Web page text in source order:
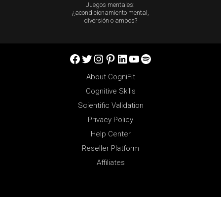
Juegos mentales:
¿acondicionamiento mental,
diversión o ambos?
Facebook
Twitter
Instagram
Pinterest
LinkedIn
YouTube
Spotify
About CogniFit
Cognitive Skills
Scientific Validation
Privacy Policy
Help Center
Reseller Platform
Affiliates